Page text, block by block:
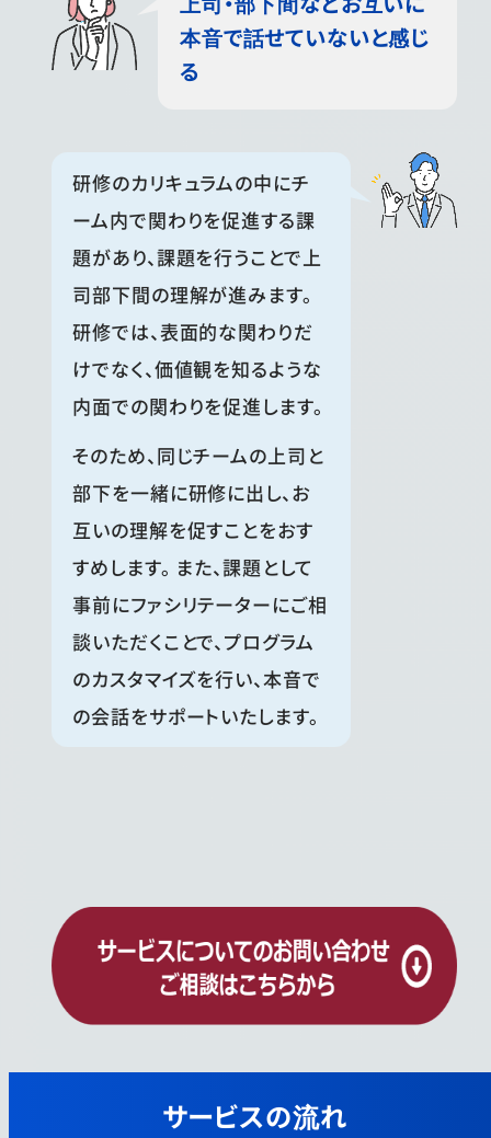
本音で話せていないと感じ
る
研修のカリキュラムの中にチ
ーム内で関わりを促進する課
題があり、課題を行うことで上
司部下間の理解が進みます。
研修では、表面的な関わりだ
けでなく、価値観を知るような
内面での関わりを促進します。
そのため、同じチームの上司と
部下を一緒に研修に出し、お
互いの理解を促すことをおす
すめします。 また、課題として
事前にファシリテーターにご相
談いただくことで、プログラム
のカスタマイズを行い、本音で
の会話をサポートいたします。
サービスの流れ